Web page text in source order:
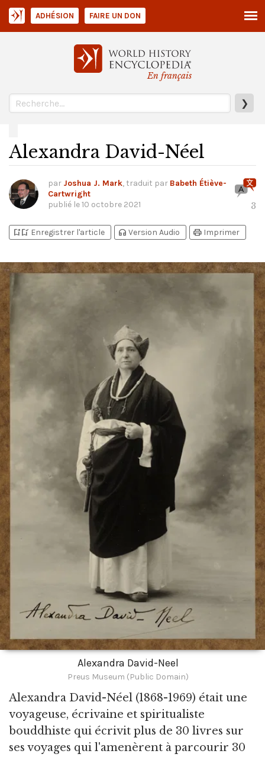
En français
❯
ADHÉSION FAIRE UN DON
Alexandra David-Néel
par Joshua J. Mark, traduit par Babeth Étiève-
Cartwright
publié le10 octobre 2021 3
bookmark_addbookmark_added Enregistrer l'article headphones Version Audio print Imprimer
Alexandra David-Neel
Preus Museum (Public Domain)
Alexandra David-Néel (1868-1969) était une
voyageuse, écrivaine et spiritualiste
bouddhiste qui écrivit plus de 30 livres sur
ses voyages qui l'amenèrent à parcourir 30